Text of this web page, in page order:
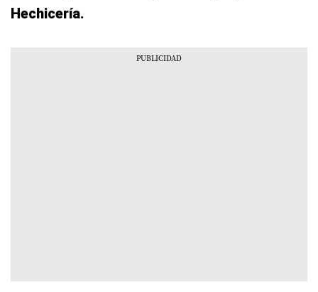
Hechicería.